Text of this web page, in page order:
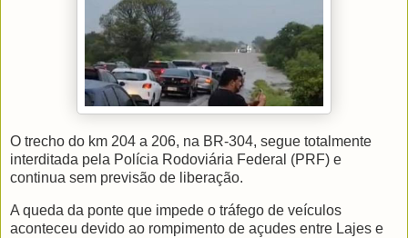
O trecho do km 204 a 206, na BR-304, segue totalmente
interditada pela Polícia Rodoviária Federal (PRF) e
continua sem previsão de liberação.
A queda da ponte que impede o tráfego de veículos
aconteceu devido ao rompimento de açudes entre Lajes e